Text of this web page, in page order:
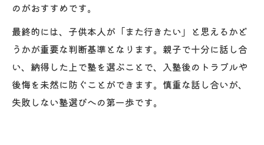
のがおすすめです。
最終的には、子供本人が「また行きたい」と思えるかど
うかが重要な判断基準となります。親子で十分に話し合
い、納得した上で塾を選ぶことで、入塾後のトラブルや
後悔を未然に防ぐことができます。慎重な話し合いが、
失敗しない塾選びへの第一歩です。